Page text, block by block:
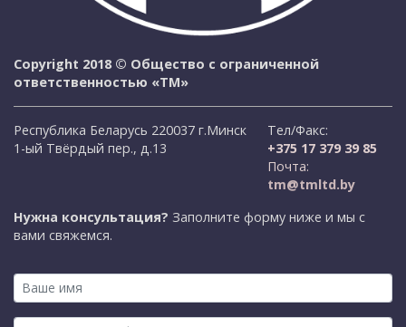
Copyright 2018 © Общество с ограниченной
ответственностью «ТМ»
Республика Беларусь 220037 г.Минск
1-ый Твёрдый пер., д.13
Тел/Факс:
+375 17 379 39 85
Почта:
tm@tmltd.by
Нужна консультация? Заполните форму ниже и мы с
вами свяжемся.